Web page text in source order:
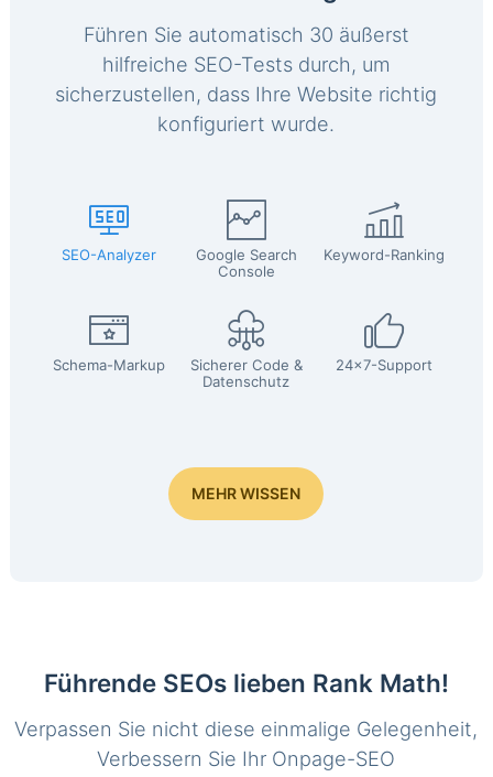
Führen Sie automatisch 30 äußerst
hilfreiche SEO-Tests durch, um
sicherzustellen, dass Ihre Website richtig
konfiguriert wurde.
SEO-Analyzer
Google Search
Console
Keyword-Ranking
Schema-Markup
Sicherer Code &
Datenschutz
24x7-Support
MEHR WISSEN
Führende SEOs lieben Rank Math!
Verpassen Sie nicht diese einmalige Gelegenheit,
Verbessern Sie Ihr Onpage-SEO